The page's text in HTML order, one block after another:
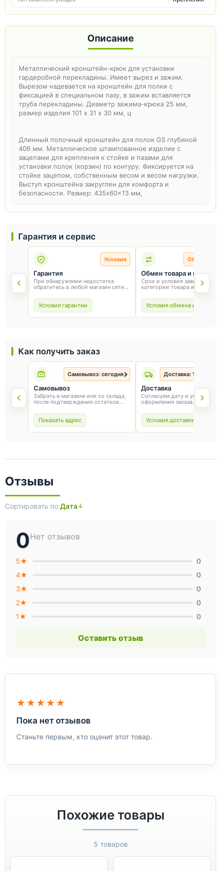
Гарантия и сервис
Условия
Гарантия
При обнаружении недостатка
обратитесь в любой магазин сети
от товара и соблюдения правил
эксплуатации.
Условия гарантии
Обмен и
Обмен товара и возврат
Срок и условия зависят от
категории товара и способа
покупки. Для обмена или
сохраните товарный вид,
и чек.
Условия обмена и
Описание
Металлический кронштейн-крюк для установки
гардеробной перекладины. Имеет вырез и зажим.
Вырезом надевается на кронштейн для полки с
фиксацией в специальном пазу, в зажим вставляется
труба перекладины. Диаметр зажима-крюка 25 мм,
размер изделия 101 х 31 х 30 мм, ц
Длинный полочный кронштейн для полок GS глубиной
406 мм. Металлическое штампованное изделие с
зацепами для крепления к стойке и пазами для
установки полок (корзин) по контуру. Фиксируется на
стойке зацепом, собственным весом и весом нагрузки.
Выступ кронштейна закруглен для комфорта и
безопасности. Размер: 435x60x13 мм,
Как получить заказ
Самовывоз: сегодня
Самовывоз
Забрать в магазине или со склада,
после подтверждения остатков
Показать адрес
Доставка: 1-3
Доставка
Согласуем дату и условия
оформления заказа.
Условия доставки
Отзывы
Сортировать по:Дата
0Нет отзывов
5★
0
4★
0
3★
0
2★
0
1★
0
Оставить отзыв
★★★★★
Пока нет отзывов
Станьте первым, кто оценит этот товар.
Похожие товары
5 товаров